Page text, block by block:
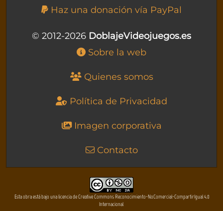
Haz una donación vía PayPal
© 2012-2026 DoblajeVideojuegos.es
Sobre la web
Quienes somos
Política de Privacidad
Imagen corporativa
Contacto
Esta obra está bajo una licencia de Creative Commons Reconocimiento-NoComercial-CompartirIgual 4.0
Internacional